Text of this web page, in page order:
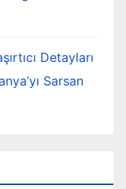
Detayları
Sarsan